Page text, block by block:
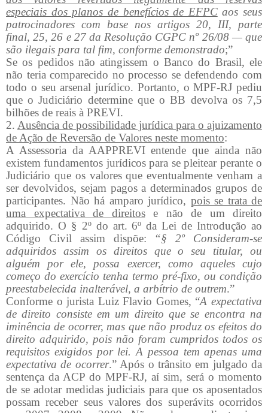
especiais dos planos de benefícios de EFPCaos seus
patrocinadores com base nos artigos 20, III, parte
final, 25, 26 e 27 da Resolução CGPC nº 26/08 — que
são ilegais para tal fim, conforme demonstrado;”
Se os pedidos não atingissem o Banco do Brasil, ele
não teria comparecido no processo se defendendo com
todo o seu arsenal jurídico. Portanto, o MPF-RJ pediu
que o Judiciário determine que o BB devolva os 7,5
bilhões de reais à PREVI.
2. Ausência de possibilidade jurídica para o ajuizamento
de Ação de Reversão de Valores neste momento:
A Assessoria da AAPPREVI entende que ainda não
existem fundamentos jurídicos para se pleitear perante o
Judiciário que os valores que eventualmente venham a
ser devolvidos, sejam pagos a determinados grupos de
participantes. Não há amparo jurídico, pois se trata de
uma expectativa de direitose não de um direito
adquirido. O § 2º do art. 6º da Lei de Introdução ao
Código Civil assim dispõe: “§ 2º Consideram-se
adquiridos assim os direitos que o seu titular, ou
alguém por ele, possa exercer, como aqueles cujo
começo do exercício tenha termo pré-fixo, ou condição
preestabelecida inalterável, a arbítrio de outrem.”
Conforme o jurista Luiz Flavio Gomes, “A expectativa
de direito consiste em um direito que se encontra na
iminência de ocorrer, mas que não produz os efeitos do
direito adquirido, pois não foram cumpridos todos os
requisitos exigidos por lei. A pessoa tem apenas uma
expectativa de ocorrer.” Após o trânsito em julgado da
sentença da ACP do MPF-RJ, aí sim, será o momento
de se adotar medidas judiciais para que os aposentados
possam receber seus valores dos superávits ocorridos